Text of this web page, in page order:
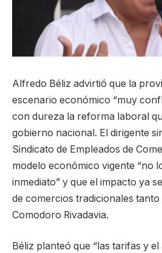
Alfredo Béliz advirtió que la
escenario económico “muy
con dureza la reforma laboral
gobierno nacional. El dirigente
Sindicato de Empleados de
modelo económico vigente “no
inmediato” y que el impacto ya
de comercios tradicionales tanto
Comodoro Rivadavia.
Béliz planteó que “las tarifas y